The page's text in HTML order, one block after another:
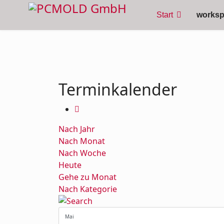
Start
Terminkalender
Nach Jahr
Nach Monat
Nach Woche
Heute
Gehe zu Monat
Nach Kategorie